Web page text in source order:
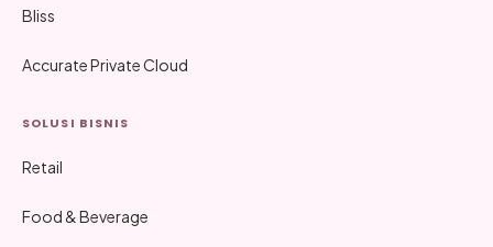
Bliss
Accurate Private Cloud
SOLUSI BISNIS
Retail
Food & Beverage